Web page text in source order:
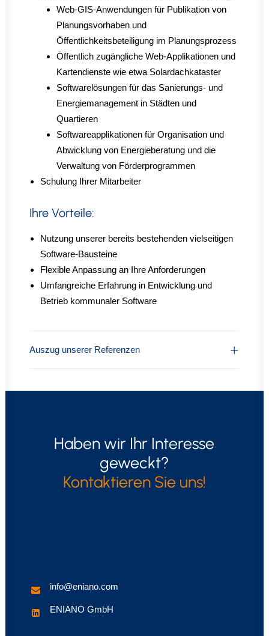
Web-GIS-Anwendungen für Publikation von
Planungsvorhaben und
Öffentlichkeitsbeteiligung im Planungsprozess
Öffentlich zugängliche Web-Applikationen und
Kartendienste wie etwa Solardachkataster
Softwarelösungen für das Sanierungs- und
Energiemanagement in Städten und
Quartieren
Softwareapplikationen für Organisation und
Abwicklung von Energieberatung und die
Verwaltung von Förderprogrammen
Schulung Ihrer Mitarbeiter
Ihre Vorteile:
Nutzung unserer bereits bestehenden vielseitigen
Software-Bausteine
Flexible Anpassung an Ihre Anforderungen
Umfangreiche Erfahrung in Entwicklung und
Betrieb kommunaler Software
Auszug unserer Referenzen
Haben wir Ihr Interesse
geweckt?
Kontaktieren Sie uns!
info@eniano.com
ENIANO GmbH